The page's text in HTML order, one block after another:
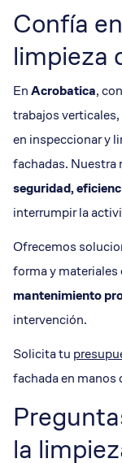
Confía
limpieza
EnAcrobatica,
trabajos verticales,
en inspeccionar y
fachadas. Nuestra
seguridad,
interrumpir la
Ofrecemos
forma y
mantenimiento
intervención.
Solicita tu
fachada en manos
la